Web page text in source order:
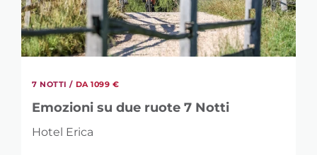
7 NOTTI / DA 1099 €
Emozioni su due ruote 7 Notti
Hotel Erica